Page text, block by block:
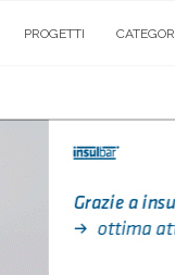
PROGETTI